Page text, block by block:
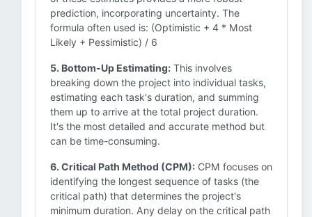
prediction, incorporating uncertainty. The
formula often used is: (Optimistic + 4 * Most
Likely + Pessimistic) / 6
5. Bottom-Up Estimating: This involves
breaking down the project into individual tasks,
estimating each task's duration, and summing
them up to arrive at the total project duration.
It's the most detailed and accurate method but
can be time-consuming.
6. Critical Path Method (CPM): CPM focuses on
identifying the longest sequence of tasks (the
critical path) that determines the project's
minimum duration. Any delay on the critical path